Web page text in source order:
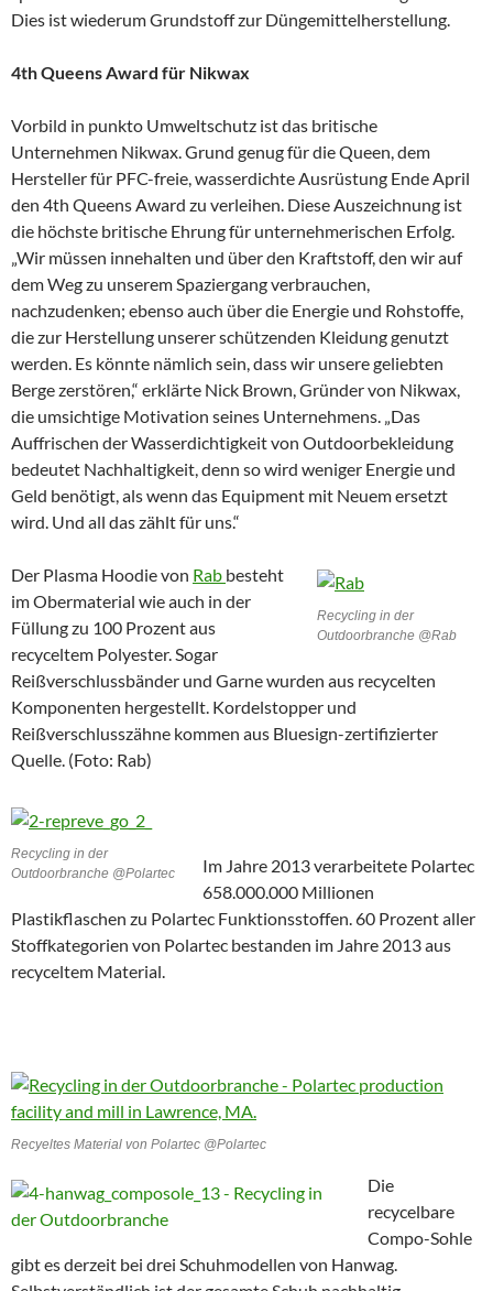
Dies ist wiederum Grundstoff zur Düngemittelherstellung.
4th Queens Award für Nikwax
Vorbild in punkto Umweltschutz ist das britische
Unternehmen Nikwax. Grund genug für die Queen, dem
Hersteller für PFC-freie, wasserdichte Ausrüstung Ende April
den 4th Queens Award zu verleihen. Diese Auszeichnung ist
die höchste britische Ehrung für unternehmerischen Erfolg.
„Wir müssen innehalten und über den Kraftstoff, den wir auf
dem Weg zu unserem Spaziergang verbrauchen,
nachzudenken; ebenso auch über die Energie und Rohstoffe,
die zur Herstellung unserer schützenden Kleidung genutzt
werden. Es könnte nämlich sein, dass wir unsere geliebten
Berge zerstören,“ erklärte Nick Brown, Gründer von Nikwax,
die umsichtige Motivation seines Unternehmens. „Das
Auffrischen der Wasserdichtigkeit von Outdoorbekleidung
bedeutet Nachhaltigkeit, denn so wird weniger Energie und
Geld benötigt, als wenn das Equipment mit Neuem ersetzt
wird. Und all das zählt für uns.“
Recycling in der
Outdoorbranche @Rab
Der Plasma Hoodie von Rab besteht
im Obermaterial wie auch in der
Füllung zu 100 Prozent aus
recyceltem Polyester. Sogar
Reißverschlussbänder und Garne wurden aus recycelten
Komponenten hergestellt. Kordelstopper und
Reißverschlusszähne kommen aus Bluesign-zertifizierter
Quelle. (Foto: Rab)
Recycling in der
Outdoorbranche @Polartec
Im Jahre 2013 verarbeitete Polartec
658.000.000 Millionen
Plastikflaschen zu Polartec Funktionsstoffen. 60 Prozent aller
Stoffkategorien von Polartec bestanden im Jahre 2013 aus
recyceltem Material.
Recyeltes Material von Polartec @Polartec
Die
recycelbare
Compo-Sohle
gibt es derzeit bei drei Schuhmodellen von Hanwag.